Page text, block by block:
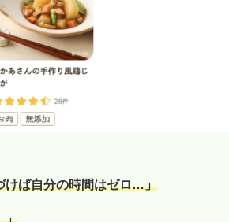
けば自分の時間はゼロ…」
」